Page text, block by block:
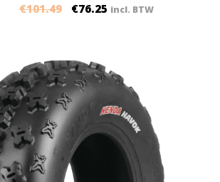
€101.49 €76.25 incl. BTW